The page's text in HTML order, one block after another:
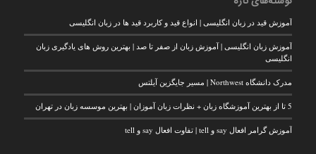
آموزش قید در زبان انگلیسی | انواع قید و کاربرد قید ها در زبان انگلیسی
آموزش زبان انگلیسی | آموزش زبان از صفر تا صد | بهترین روش های یادگیری زبان
انگلیسی
مدرک دانشگاه Northwest | مسیر جایگزین آیلتس
5 تا از بهترین آموزشگاه زبان + نظرات زبان آموزان | بهترین موسسه زبان در تهران
آموزش گرامر افعال say و tell | تفاوت افعال say و tell